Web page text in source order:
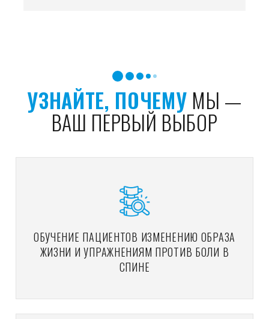
УЗНАЙТЕ, ПОЧЕМУ МЫ —
ВАШ ПЕРВЫЙ ВЫБОР
ОБУЧЕНИЕ ПАЦИЕНТОВ ИЗМЕНЕНИЮ ОБРАЗА
ЖИЗНИ И УПРАЖНЕНИЯМ ПРОТИВ БОЛИ В
СПИНЕ